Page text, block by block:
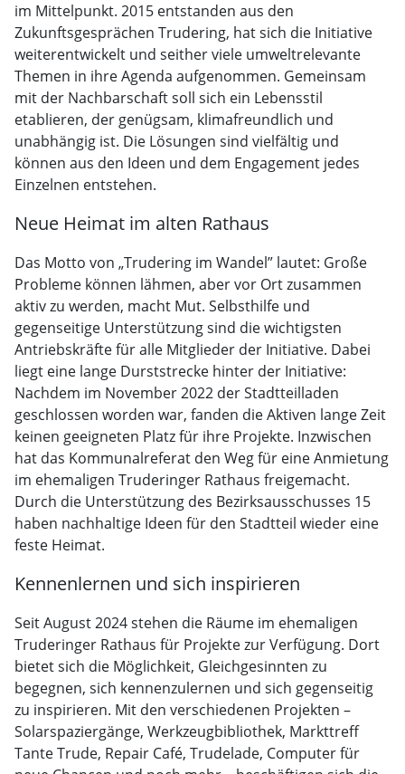
im Mittelpunkt. 2015 entstanden aus den
Zukunftsgesprächen Trudering, hat sich die Initiative
weiterentwickelt und seither viele umweltrelevante
Themen in ihre Agenda aufgenommen. Gemeinsam
mit der Nachbarschaft soll sich ein Lebensstil
etablieren, der genügsam, klimafreundlich und
unabhängig ist. Die Lösungen sind vielfältig und
können aus den Ideen und dem Engagement jedes
Einzelnen entstehen.
Neue Heimat im alten Rathaus
Das Motto von „Trudering im Wandel” lautet: Große
Probleme können lähmen, aber vor Ort zusammen
aktiv zu werden, macht Mut. Selbsthilfe und
gegenseitige Unterstützung sind die wichtigsten
Antriebskräfte für alle Mitglieder der Initiative. Dabei
liegt eine lange Durststrecke hinter der Initiative:
Nachdem im November 2022 der Stadtteilladen
geschlossen worden war, fanden die Aktiven lange Zeit
keinen geeigneten Platz für ihre Projekte. Inzwischen
hat das Kommunalreferat den Weg für eine Anmietung
im ehemaligen Truderinger Rathaus freigemacht.
Durch die Unterstützung des Bezirksausschusses 15
haben nachhaltige Ideen für den Stadtteil wieder eine
feste Heimat.
Kennenlernen und sich inspirieren
Seit August 2024 stehen die Räume im ehemaligen
Truderinger Rathaus für Projekte zur Verfügung. Dort
bietet sich die Möglichkeit, Gleichgesinnten zu
begegnen, sich kennenzulernen und sich gegenseitig
zu inspirieren. Mit den verschiedenen Projekten –
Solarspaziergänge, Werkzeugbibliothek, Markttreff
Tante Trude, Repair Café, Trudelade, Computer für